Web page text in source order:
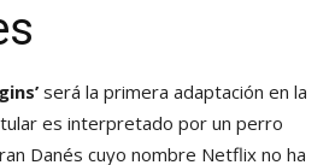
será la primera adaptación en la
es interpretado por un perro
Danés cuyo nombre Netflix no ha